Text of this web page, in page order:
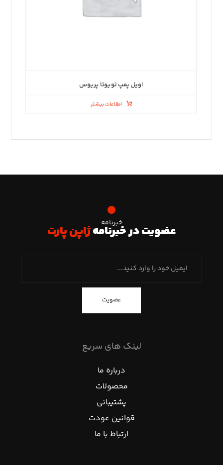
اویل پمپ تویوتا پریوس
اطلاعات بیشتر
خبرنامه
عضویت در خبرنامهژاپن پارت
عضویت
لینک های سریع
درباره ما
محصولات
پشتیبانی
قوانین عودت
ارتباط با ما